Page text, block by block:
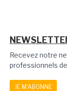
Recevez notre
professionnels
JE M'ABONNE